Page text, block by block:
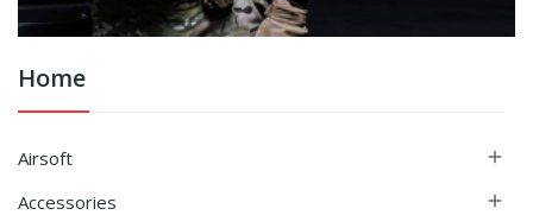
Home
Airsoft 
Accessories 